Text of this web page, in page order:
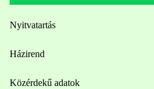
Nyitvatartás
Házirend
Közérdekű adatok